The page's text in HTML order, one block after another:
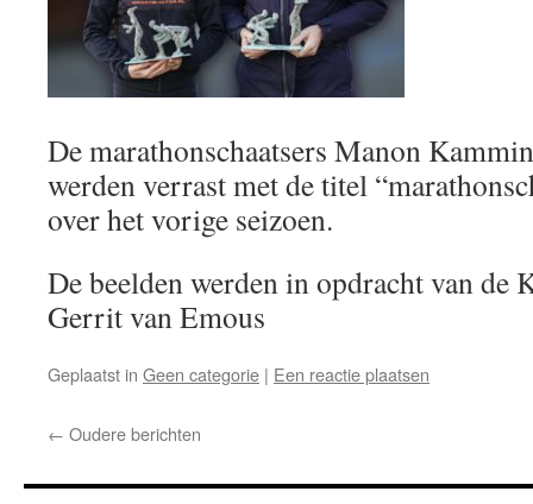
De marathonschaatsers Manon
werden verrast met de titel
over het vorige seizoen.
De beelden werden in opdracht van de
Gerrit van Emous
Geplaatst in Geen categorie | Een reactie plaatsen
← Oudere berichten